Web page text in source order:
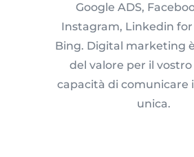
Google ADS,
Instagram, Linkedin for
Bing. Digital marketing
del valore per il
capacità di comunicare
unica.